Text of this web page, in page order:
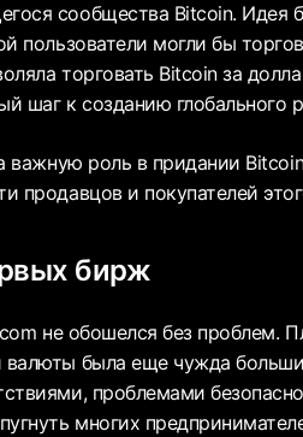
сообщества Bitcoin. Идея
пользователи могли бы
торговать Bitcoin за
шаг к созданию глобального
важную роль в придании
продавцов и покупателей
бирж
не обошелся без проблем.
была еще чужда
проблемами
многих